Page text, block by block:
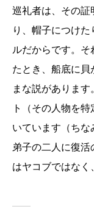
巡礼者は、その証
り、帽子につけ
ルだからです。
たとき、船底に
まな説がありま
ト（その人物を
いています（ちな
弟子の二人に復
はヤコブではなく